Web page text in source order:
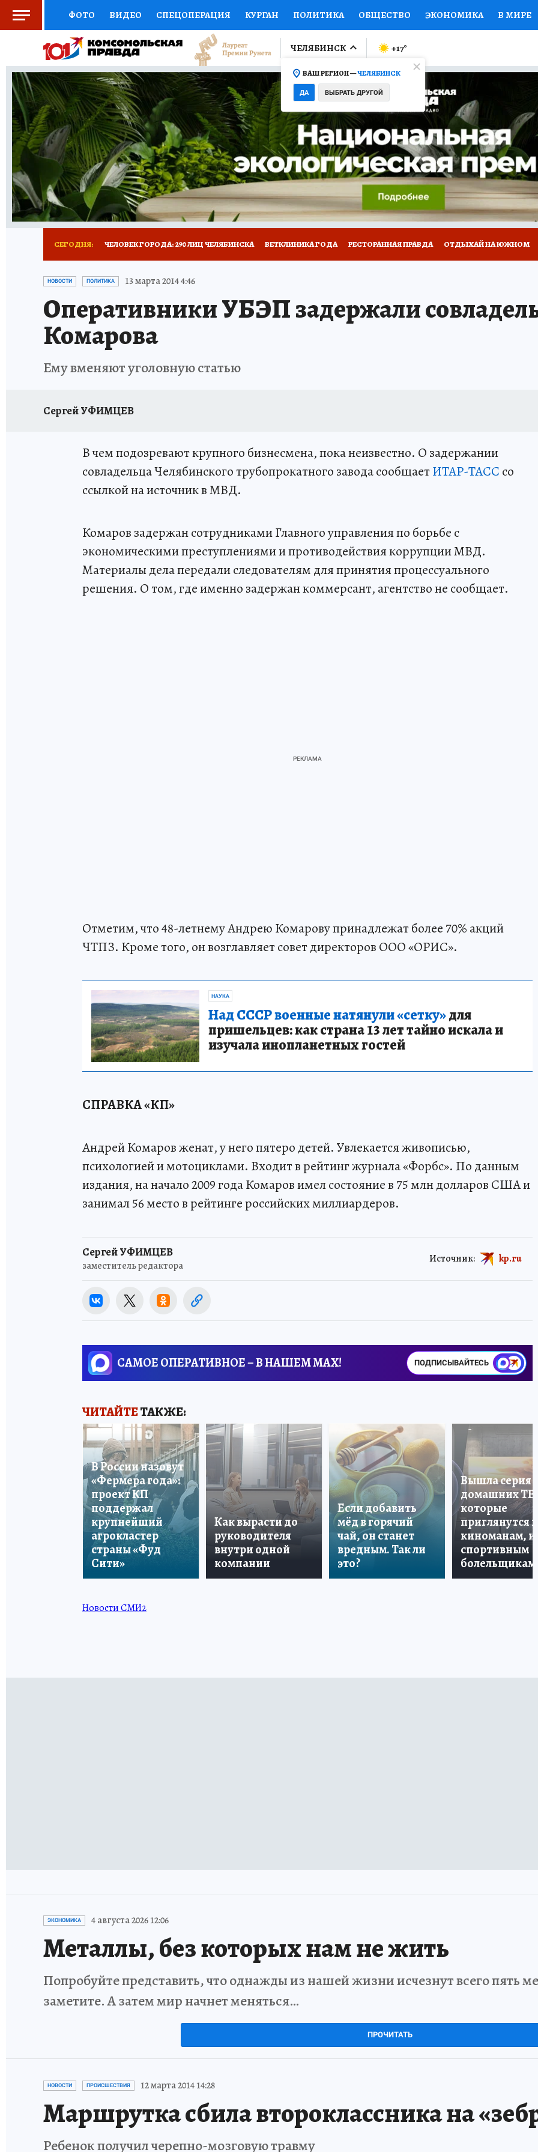
ФОТО ВИДЕО СПЕЦОПЕРАЦИЯ КУРГАН ПОЛИТИКА ОБЩЕСТВО ЭКОНОМИКА В МИРЕ
СОЦПОДДЕРЖКА НАУКА СПОРТ КОЛУМНИСТЫ ПРОИСШЕСТВИЯ НАЦИОНАЛЬНЫЕ
ВЫБОР ЭКСПЕРТОВ ДОКТОР ФИНАНСЫ ОТКРЫВАЕМ МИР Я ЗНАЮ СЕМЬЯ ЖЕНСКИЕ
КНИЖНАЯ ПОЛКА ПРОГНОЗЫ НА СПОРТ ПРОМОКОДЫ СЕРИАЛЫ СПЕЦПРОЕКТЫ
ПРЕСС-ЦЕНТР НЕДВИЖИМОСТЬ ТЕЛЕВИЗОР КОЛЛЕКЦИИ КОНКУРСЫ РАБОТА У НАС
РАДИО КП ТЕСТЫ НОВОЕ НА САЙТЕ
ЧЕЛЯБИНСК
ВАШ РЕГИОН —ЧЕЛЯБИНСК
ДА ВЫБРАТЬ ДРУГОЙ
+17°
СЕГОДНЯ: ЧЕЛОВЕК ГОРОДА: 290 ЛИЦ ЧЕЛЯБИНСКА ВЕТКЛИНИКА ГОДА РЕСТОРАННАЯ ПРАВДА ОТДЫХАЙ НА ЮЖНОМ
КАРЬЕРА В КАРЬЕРЕ БИТВА ЗА ДУМУ
ВОЕНКОРЫ КП АВИА УКРАИНА: СВОДКА ДНЕВНИК ПЕРВЫХ ТАКАЯ НАУКА КП В МАХ ГЕРОИ ЮЖНОГО
БУДНИ ТАНКОГРАДА
ФЕСТИВАЛЬНАЯ АЗБУКА КУЛИНАРНЫЕ РАССКАЗЫ БЕЛКИНА
ЖЕНЩИНЫ В БОЛЬШОМ ГОРОДЕ
ИСПЫТАНО НА СЕБЕ
НОВОСТИ ПОЛИТИКА 13 марта 2014 4:46
Оперативники УБЭП задержали
Комарова
Ему вменяют уголовную статью
Сергей УФИМЦЕВ
В чем подозревают крупного бизнесмена, пока неизвестно. О задержании
совладельца Челябинского трубопрокатного завода сообщаетИТАР-ТАСС со
ссылкой на источник в МВД.
Комаров задержан сотрудниками Главного управления по борьбе с
экономическими преступлениями и противодействия коррупции МВД.
Материалы дела передали следователям для принятия процессуального
решения. О том, где именно задержан коммерсант, агентство не сообщает.
Отметим, что 48-летнему Андрею Комарову принадлежат более 70% акций
ЧТПЗ. Кроме того, он возглавляет совет директоров ООО «ОРИС».
НАУКА
Над СССР военные натянули «сетку»для
пришельцев: как страна 13 лет тайно искала и
изучала инопланетных гостей
СПРАВКА «КП»
Андрей Комаров женат, у него пятеро детей. Увлекается живописью,
психологией и мотоциклами. Входит в рейтинг журнала «Форбс». По данным
издания, на начало 2009 года Комаров имел состояние в 75 млн долларов США и
занимал 56 место в рейтинге российских миллиардеров.
Сергей УФИМЦЕВ
заместитель редактора
Источник: kp.ru
САМОЕ ОПЕРАТИВНОЕ – В НАШЕМ MAX! ПОДПИСЫВАЙТЕСЬ
ЧИТАЙТЕТАКЖЕ:
В России назовут
«Фермера года»:
проект КП
поддержал
крупнейший
агрокластер
страны «Фуд
Сити»
Как вырасти до
руководителя
внутри одной
компании
Если добавить
мёд в горячий
чай, он станет
вредным. Так ли
это?
Вышла серия
домашних ТВ,
которые
приглянутся и
киноманам, и
спортивным
болельщикам
Новости СМИ2
ЭКОНОМИКА 4 августа 2026 12:06
Металлы, без которых нам не жить
Попробуйте представить, что однажды из нашей жизни исчезнут всего пять
заметите. А затем мир начнет меняться…
ПРОЧИТАТЬ
НОВОСТИ ПРОИСШЕСТВИЯ 12 марта 2014 14:28
Маршрутка сбила второклассника на
Ребенок получил черепно-мозговую травму